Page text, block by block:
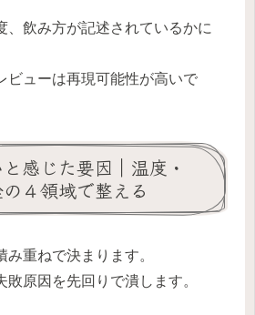
、飲み方が記述されているかに
ビューは再現可能性が高いで
感じた要因｜温度・
４領域で整える
重ねで決まります。
敗原因を先回りで潰します。